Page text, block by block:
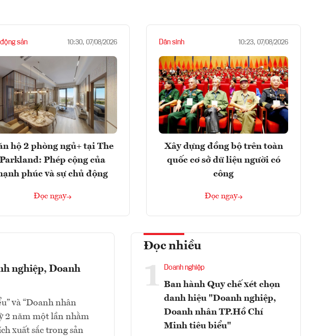
sản 10:30, 07/08/2026
hộ 2 phòng ngủ+ tại The
Parkland: Phép cộng của
phúc và sự chủ động
Đọc ngay
Dân sinh 10:23, 07/08/2026
Xây dựng đồng bộ trên toàn
quốc cơ sở dữ liệu người có
công
Đọc ngay
nghiệp, Doanh
và “Doanh nhân
2 năm một lần nhằm
xuất sắc trong sản
Đọc nhiều
1 Doanh nghiệp
Ban hành Quy chế xét chọn
danh hiệu "Doanh nghiệp,
Doanh nhân TP.Hồ Chí
Minh tiêu biểu"